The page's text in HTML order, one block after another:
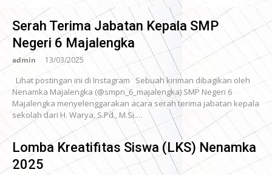
Serah Terima Jabatan Kepala SMP
Negeri 6 Majalengka
admin 13/03/2025
Lihat postingan ini di Instagram Sebuah kiriman dibagikan oleh
Nenamka Majalengka (@smpn_6_majalengka) SMP Negeri 6
Majalengka menyelenggarakan acara serah terima jabatan kepala
sekolah dari H. Warya, S.Pd., M.Si.…
Lomba Kreatifitas Siswa (LKS) Nenamka
2025